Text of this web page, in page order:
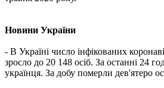
Новини України
- В Україні число інфікованих
зросло до 20 148 осіб. За останні 24
українця. За добу померли дев'ятеро